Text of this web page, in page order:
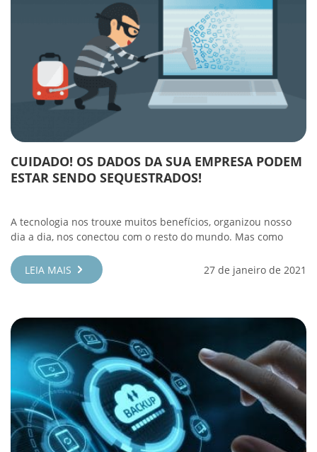
CUIDADO! OS DADOS DA SUA EMPRESA PODEM
ESTAR SENDO SEQUESTRADOS!
A tecnologia nos trouxe muitos benefícios, organizou nosso
dia a dia, nos conectou com o resto do mundo. Mas como
LEIA MAIS 27 de janeiro de 2021